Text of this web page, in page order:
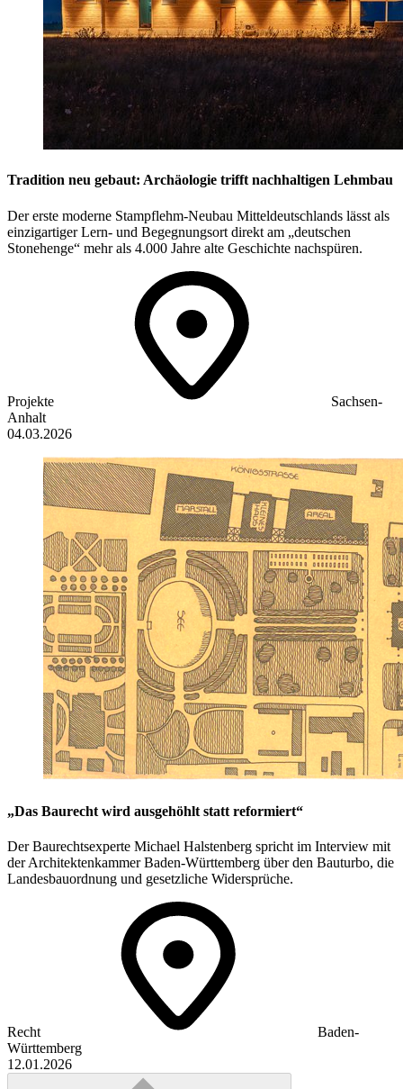
Tradition neu gebaut: Archäologie trifft nachhaltigen Lehmbau
Der erste moderne Stampflehm-Neubau Mitteldeutschlands lässt als
einzigartiger Lern- und Begegnungsort direkt am „deutschen
Stonehenge“ mehr als 4.000 Jahre alte Geschichte nachspüren.
Projekte
Sachsen-
Anhalt
04.03.2026
„Das Baurecht wird ausgehöhlt statt reformiert“
Der Baurechtsexperte Michael Halstenberg spricht im Interview mit
der Architektenkammer Baden-Württemberg über den Bauturbo, die
Landesbauordnung und gesetzliche Widersprüche.
Recht
Baden-
Württemberg
12.01.2026